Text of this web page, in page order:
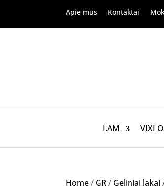
Apie mus Kontaktai
I.AM VIXI
Home/ GR/ Geliniai lakai